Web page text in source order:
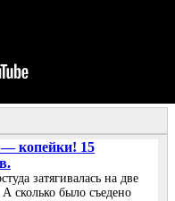
— копейки! 15
затягивалась на две
сколько было съедено